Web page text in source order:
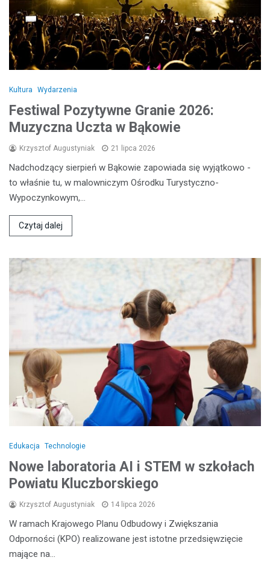
Kultura Wydarzenia
Festiwal Pozytywne Granie 2026:
Muzyczna Uczta w Bąkowie
Krzysztof Augustyniak 21 lipca 2026
Nadchodzący sierpień w Bąkowie zapowiada się wyjątkowo -
to właśnie tu, w malowniczym Ośrodku Turystyczno-
Wypoczynkowym,…
Czytaj dalej
Edukacja Technologie
Nowe laboratoria AI i STEM w szkołach
Powiatu Kluczborskiego
Krzysztof Augustyniak 14 lipca 2026
W ramach Krajowego Planu Odbudowy i Zwiększania
Odporności (KPO) realizowane jest istotne przedsięwzięcie
mające na…